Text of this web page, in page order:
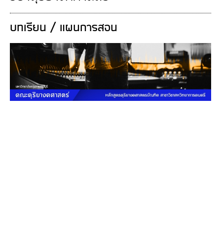
บทเรียน / แผนการสอน